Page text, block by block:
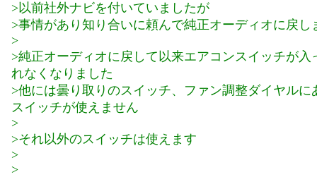
>以前社外ナビを付いていましたが
>事情があり知り合いに頼んで純正オーディオに戻し
>
>純正オーディオに戻して以来エアコンスイッチが入
れなくなりました
>他には曇り取りのスイッチ、ファン調整ダイヤルに
スイッチが使えません
>
>それ以外のスイッチは使えます
>
>